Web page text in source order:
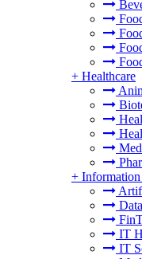
+ Healthcare
+
IT
IT